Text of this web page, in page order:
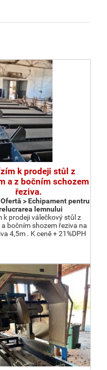
k prodeji stůl z
a z bočním schozem
řeziva.
> Echipament pentru
lemnului
k prodeji válečkový stůl z
bočním shozem řeziva na
4,5m . K ceně + 21%DPH